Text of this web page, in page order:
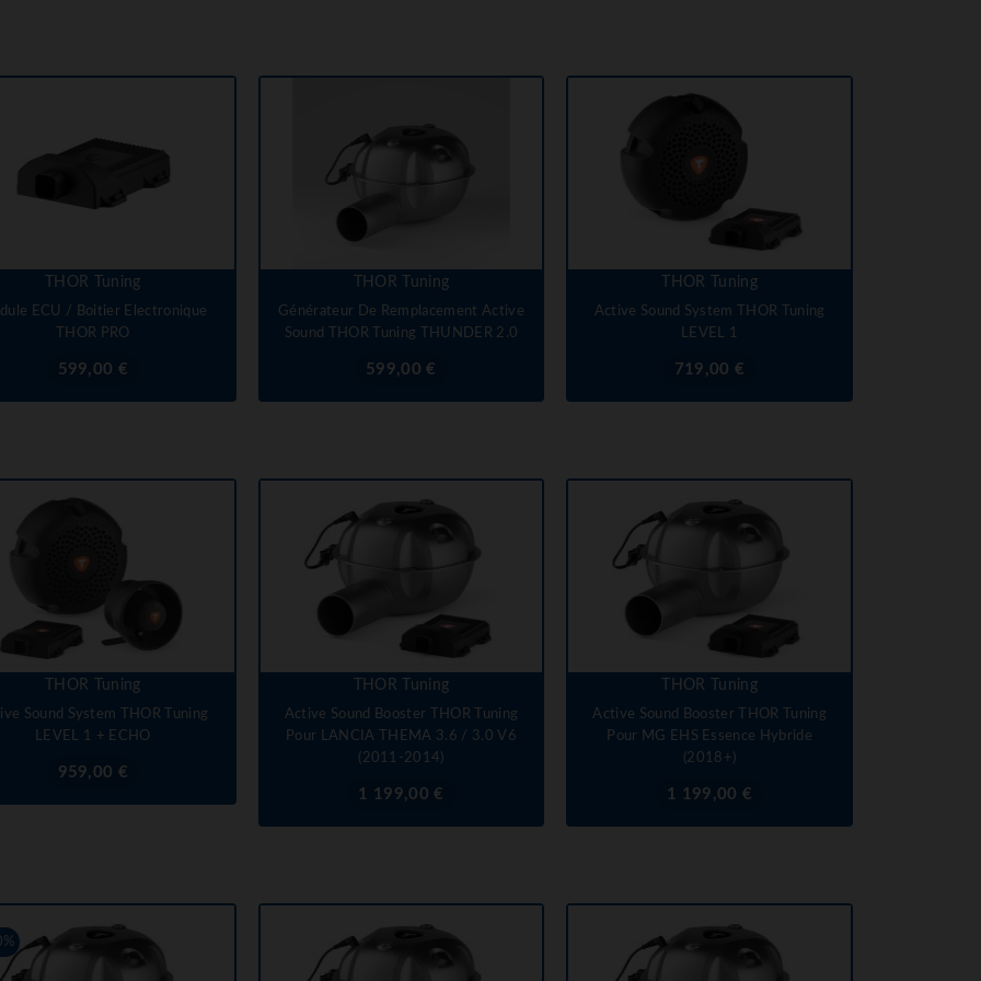
THOR Tuning
ECU / Boitier Electronique
THOR PRO
Prix
599,00 €
THOR Tuning
Générateur De Remplacement Active
Sound THOR Tuning THUNDER 2.0
Prix
599,00 €
THOR Tuning
Active Sound System THOR Tuning
LEVEL 1
Prix719,00 €
THOR Tuning
Sound System THOR Tuning
LEVEL 1 + ECHO
Prix
959,00 €
THOR Tuning
Active Sound Booster THOR Tuning
Pour LANCIA THEMA 3.6 / 3.0 V6
(2011-2014)
Prix1 199,00 €
THOR Tuning
Active Sound Booster THOR Tuning
Pour MG EHS Essence Hybride
(2018+)
Prix1 199,00 €